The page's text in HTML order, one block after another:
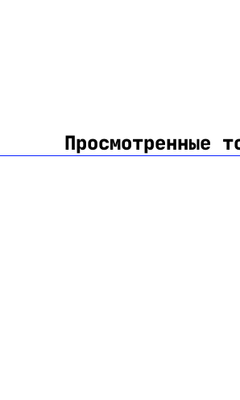
Просмотренные